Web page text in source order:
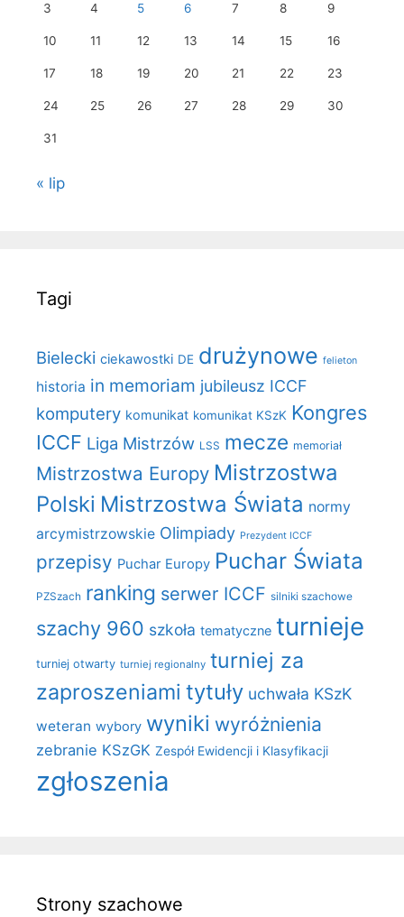
3 4 5 6 7 8 9
10 11 12 13 14 15 16
17 18 19 20 21 22 23
24 25 26 27 28 29 30
31
« lip
Tagi
Bielecki ciekawostki DE drużynowe felieton
historia in memoriam jubileusz ICCF
komputery komunikat komunikat KSzK Kongres
ICCF Liga Mistrzów LSS mecze memoriał
Mistrzostwa Europy Mistrzostwa
Polski Mistrzostwa Świata normy
arcymistrzowskie Olimpiady Prezydent ICCF
przepisy Puchar Europy Puchar Świata
PZSzach ranking serwer ICCF silniki szachowe
szachy 960 szkoła tematyczne turnieje
turniej otwarty turniej regionalny turniej za
zaproszeniami tytuły uchwała KSzK
weteran wybory wyniki wyróżnienia
zebranie KSzGK Zespół Ewidencji i Klasyfikacji
zgłoszenia
Strony szachowe